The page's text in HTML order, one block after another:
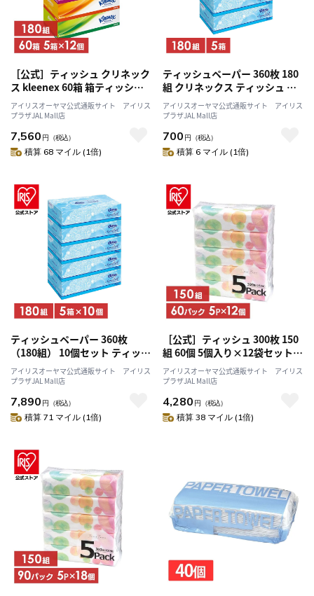
［公式］ティッシュ クリネック
ス kleenex 60箱 箱ティッシュ
ボックスティッシュ ティッシュ
ペーパー 360枚（180組） ティ
容量 備蓄 防災 日本製紙クレシ
ア
アイリスオーヤマ公式通販サイト アイリス
プラザJAL Mall店
7,560 円 （税込）
積算 68 マイル (1倍)
ティッシュペーパー 360枚 180
組 クリネックス ティッシュ 箱
ティッシュ 5箱 アクアヴェール
日本製紙クレシア kleenex 保湿
アイリスオーヤマ公式通販サイト アイリス
プラザJAL Mall店
700 円 （税込）
積算 6 マイル (1倍)
ティッシュペーパー 360枚
（180組） 10個セット ティッシ
ュ クリネックス ティシュー ア
クアヴェール 5箱
アイリスオーヤマ公式通販サイト アイリス
プラザJAL Mall店
7,890 円 （税込）
積算 71 マイル (1倍)
［公式］ティッシュ 300枚 150
組 60個 5個入り×12袋セット
伊藤忠紙パルプ アイリスオーヤ
マ
アイリスオーヤマ公式通販サイト アイリス
プラザJAL Mall店
4,280 円 （税込）
積算 38 マイル (1倍)